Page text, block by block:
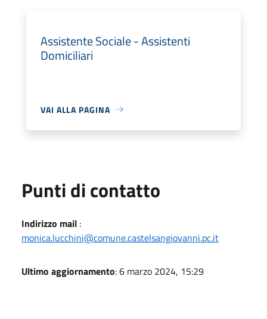
Assistente Sociale - Assistenti
Domiciliari
VAI ALLA PAGINA
Punti di contatto
Indirizzo mail :
monica.lucchini@comune.castelsangiovanni.pc.it
Ultimo aggiornamento: 6 marzo 2024, 15:29